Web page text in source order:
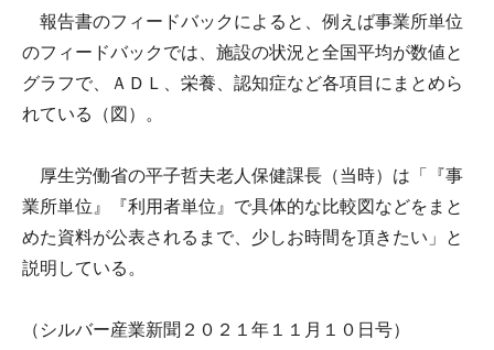
報告書のフィードバックによると、例えば事業所単位
のフィードバックでは、施設の状況と全国平均が数値と
グラフで、ＡＤＬ、栄養、認知症など各項目にまとめら
れている（図）。
厚生労働省の平子哲夫老人保健課長（当時）は「『事
業所単位』『利用者単位』で具体的な比較図などをまと
めた資料が公表されるまで、少しお時間を頂きたい」と
説明している。
（シルバー産業新聞２０２１年１１月１０日号）